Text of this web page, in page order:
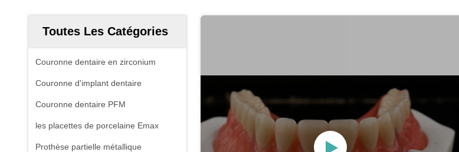
Toutes Les Catégories
Couronne dentaire en zirconium
Couronne d'implant dentaire
Couronne dentaire PFM
les placettes de porcelaine Emax
Prothèse partielle métallique